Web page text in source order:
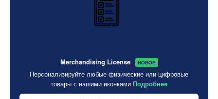
Merchandising License НОВОЕ
Персонализируйте любые физические или цифровые
товары с нашими иконками Подробнее